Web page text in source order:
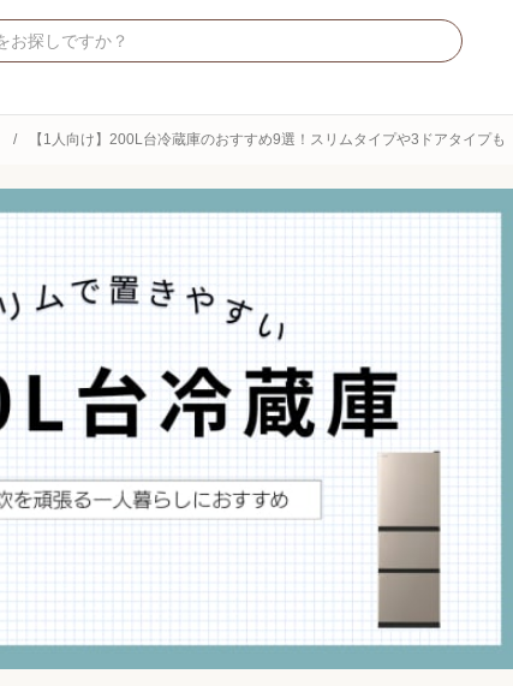
【1人向け】200L台冷蔵庫のおすすめ9選！スリムタイプや3ドアタイプも